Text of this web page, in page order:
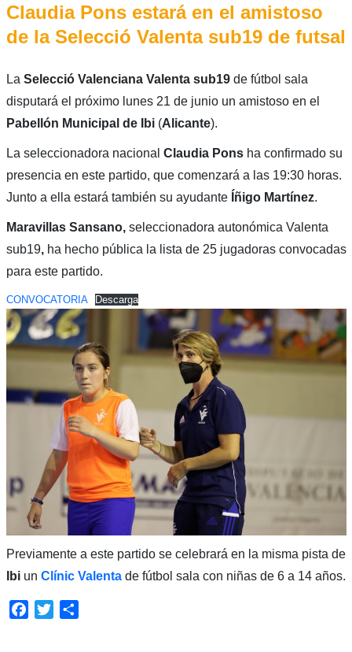
Claudia Pons estará en el amistoso
de la Selecció Valenta sub19 de futsal
La Selecció Valenciana Valenta sub19 de fútbol sala
disputará el próximo lunes 21 de junio un amistoso en el
Pabellón Municipal de Ibi (Alicante).
La seleccionadora nacional Claudia Pons ha confirmado su
presencia en este partido, que comenzará a las 19:30 horas.
Junto a ella estará también su ayudante Íñigo Martínez.
Maravillas Sansano, seleccionadora autonómica Valenta
sub19,ha hecho pública la lista de 25 jugadoras convocadas
para este partido.
CONVOCATORIA Descarga
Previamente a este partido se celebrará en la misma pista de
Ibiun Clínic Valentade fútbol sala con niñas de 6 a 14 años.
Facebook
Twitter